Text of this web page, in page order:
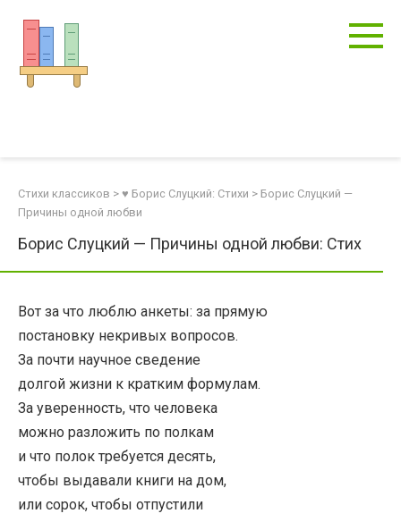
контенту
Стихи классиков > ♥ Борис Слуцкий: Стихи > Борис Слуцкий —
Причины одной любви
Борис Слуцкий — Причины одной любви: Стих
Вот за что люблю анкеты: за прямую
постановку некривых вопросов.
За почти научное сведение
долгой жизни к кратким формулам.
За уверенность, что человека
можно разложить по полкам
и что полок требуется десять,
чтобы выдавали книги на дом,
или сорок, чтобы отпустили